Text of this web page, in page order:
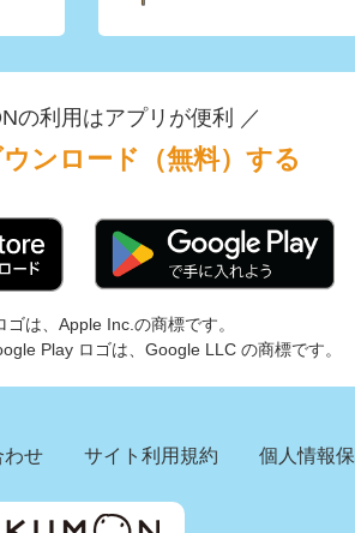
の利用はアプリが便利 ／
ンロード（無料）する
は、Apple Inc.の商標です。
Play ロゴは、Google LLC の商標です。
わせ サイト利用規約 個人情報